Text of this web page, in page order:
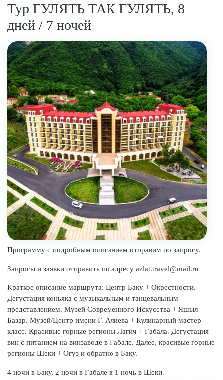
Тур ГУЛЯТЬ ТАК ГУЛЯТЬ, 8
дней / 7 ночей
Программу с подробным описанием отправим по запросу.
Запросы и заявки отправить по адресу azlat.travel@mail.ru
Краткое описание маршрута: Центр Баку + Окрестности.
Дегустация коньяка с музыкальным и танцевальным
представлением. Музей Современного Искусства + Яшыл
Базар. Музей/Центр имени Г. Алиева + Кулинарный мастер-
класс. Красивые горные регионы Лагич + Габала. Дегустация
вин с питанием на винзаводе в Габале. Далее, красивые горные
регионы Шеки + Огуз и обратно в Баку.
4 ночи в Баку, 2 ночи в Габале и 1 ночь в Шеки.